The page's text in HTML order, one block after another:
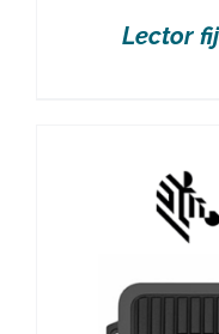
Lector